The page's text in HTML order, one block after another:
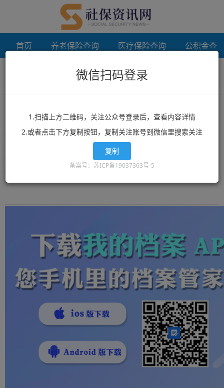
首页 养老保险查询 医疗保险查询 公积金查
扬州个人档案调档
扬州个人档案调档
想了解扬州个人档案调档？扬州个人档案调档相关政策？扬州个人档
案调档最新消息？就来12333社保查询网！这里有全网最丰富的精品
扬州个人档案调档相关文章资讯，扬州个人档案调档的最新信息可以
微信扫码登录
1.扫描上方二维码，关注公众号登录后，查看内容详情
2.或者点击下方复制按钮，复制关注账号到微信里搜索关注
复制
备案号：苏ICP备19037363号-5